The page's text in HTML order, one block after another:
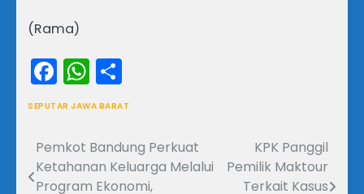
(Rama)
Facebook
WhatsApp
SEPUTAR JAWA BARAT
Navigasi
pos
Pemkot Bandung Perkuat
Ketahanan Keluarga Melalui
Program Ekonomi,
KPK Panggil
Pemilik Maktour
Terkait Kasus